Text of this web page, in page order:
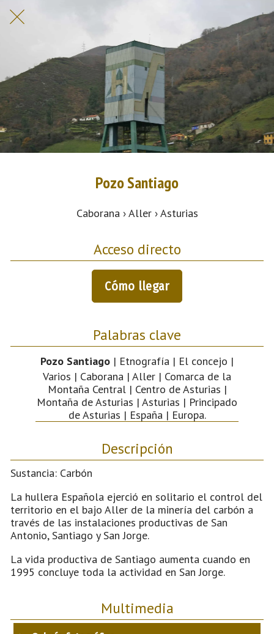
Pozo Santiago
Caborana › Aller › Asturias
Acceso directo
Cómo llegar
Palabras clave
Pozo Santiago | Etnografía | El concejo |
Varios | Caborana | Aller | Comarca de la
Montaña Central | Centro de Asturias |
Montaña de Asturias | Asturias | Principado
de Asturias | España | Europa.
Descripción
Sustancia: Carbón
La hullera Española ejerció en solitario el control del
territorio en el bajo Aller de la minería del carbón a
través de las instalaciones productivas de San
Antonio, Santiago y San Jorge.
La vida productiva de Santiago aumenta cuando en
1995 concluye toda la actividad en San Jorge.
Multimedia